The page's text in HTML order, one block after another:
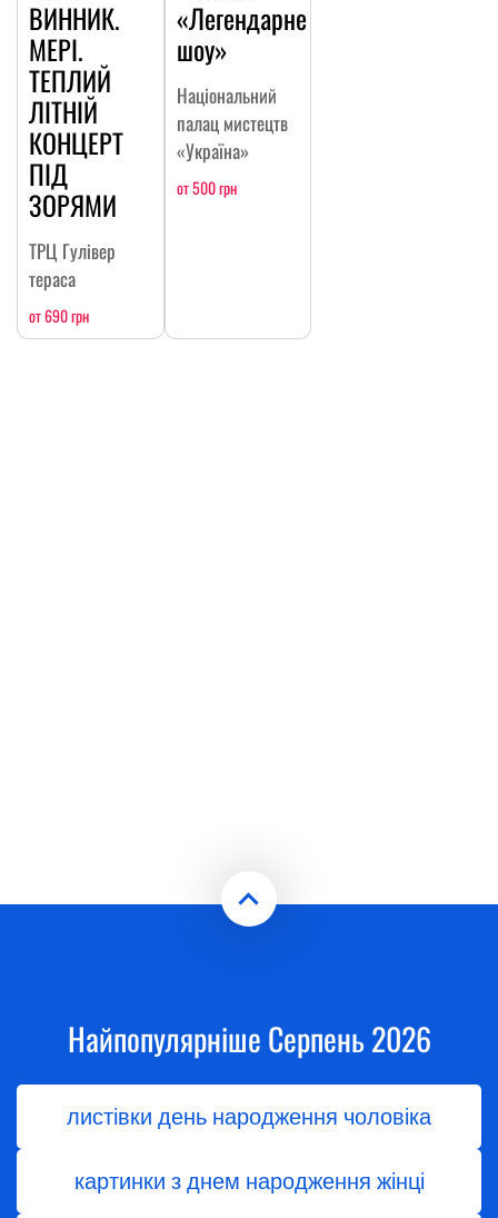
ВИННИК.
МЕРІ.
ТЕПЛИЙ
ЛІТНІЙ
КОНЦЕРТ
ПІД
ЗОРЯМИ
ТРЦ Гулівер
тераса
от 690 грн
«Легендарне
шоу»
Національний
палац мистецтв
«Україна»
от 500 грн
Найпопулярніше Серпень 2026
листівки день народження чоловіка
картинки з днем народження жінці